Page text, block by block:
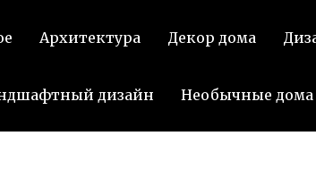
Архитектура Декор дома
дизайн Необычные дома